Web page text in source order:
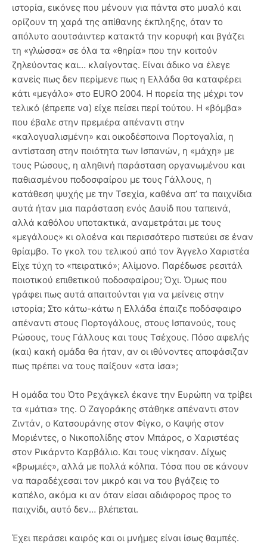
ιστορία, εικόνες που μένουν για πάντα στο μυαλό και
ορίζουν τη χαρά της απίθανης έκπληξης, όταν το
απόλυτο αουτσάιντερ κατακτά την κορυφή και βγάζει
τη «γλώσσα» σε όλα τα «θηρία» που την κοιτούν
ζηλεύοντας και… κλαίγοντας. Είναι άδικο να έλεγε
κανείς πως δεν περίμενε πως η Ελλάδα θα καταφέρει
κάτι «μεγάλο» στο EURO 2004. Η πορεία της μέχρι τον
τελικό (έπρεπε να) είχε πείσει περί τούτου. Η «βόμβα»
που έβαλε στην πρεμιέρα απέναντι στην
«καλογυαλισμένη» και οικοδέσποινα Πορτογαλία, η
αντίσταση στην ποιότητα των Ισπανών, η «μάχη» με
τους Ρώσους, η αληθινή παράσταση οργανωμένου και
παθιασμένου ποδοσφαίρου με τους Γάλλους, η
κατάθεση ψυχής με την Τσεχία, καθένα απ’ τα παιχνίδια
αυτά ήταν μια παράσταση ενός Δαυίδ που ταπεινά,
αλλά καθόλου υποτακτικά, αναμετράται με τους
«μεγάλους» κι ολοένα και περισσότερο πιστεύει σε έναν
θρίαμβο. Το γκολ του τελικού από τον Άγγελο Χαριστέα
Είχε τύχη το «πειρατικό»; Αλίμονο. Παρέδωσε ρεσιτάλ
ποιοτικού επιθετικού ποδοσφαίρου; Όχι. Όμως που
γράφει πως αυτά απαιτούνται για να μείνεις στην
ιστορία; Στο κάτω-κάτω η Ελλάδα έπαιζε ποδόσφαιρο
απέναντι στους Πορτογάλους, στους Ισπανούς, τους
Ρώσους, τους Γάλλους και τους Τσέχους. Πόσο αφελής
(και) κακή ομάδα θα ήταν, αν οι ιθύνοντες αποφάσιζαν
πως πρέπει να τους παίξουν «στα ίσα»;
Η ομάδα του Ότο Ρεχάγκελ έκανε την Ευρώπη να τρίβει
τα «μάτια» της. Ο Ζαγοράκης στάθηκε απέναντι στον
Ζιντάν, ο Κατσουράνης στον Φίγκο, ο Καψής στον
Μοριέντες, ο Νικοπολίδης στον Μπάρος, ο Χαριστέας
στον Ρικάρντο Καρβάλιο. Και τους νίκησαν. Δίχως
«βρωμιές», αλλά με πολλά κόλπα. Τόσα που σε κάνουν
να παραδέχεσαι τον μικρό και να του βγάζεις το
καπέλο, ακόμα κι αν όταν είσαι αδιάφορος προς το
παιχνίδι, αυτό δεν… βλέπεται.
Έχει περάσει καιρός και οι μνήμες είναι ίσως θαμπές.